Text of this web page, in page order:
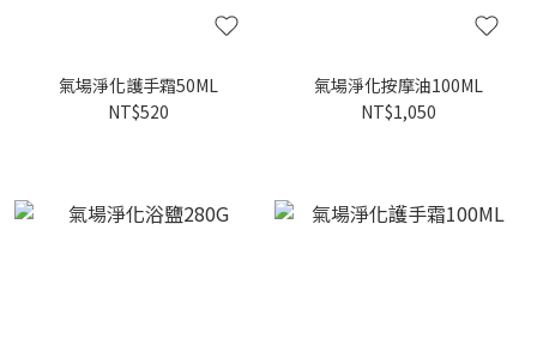
氣場淨化護手霜50ML
NT$520
氣場淨化按摩油100ML
NT$1,050